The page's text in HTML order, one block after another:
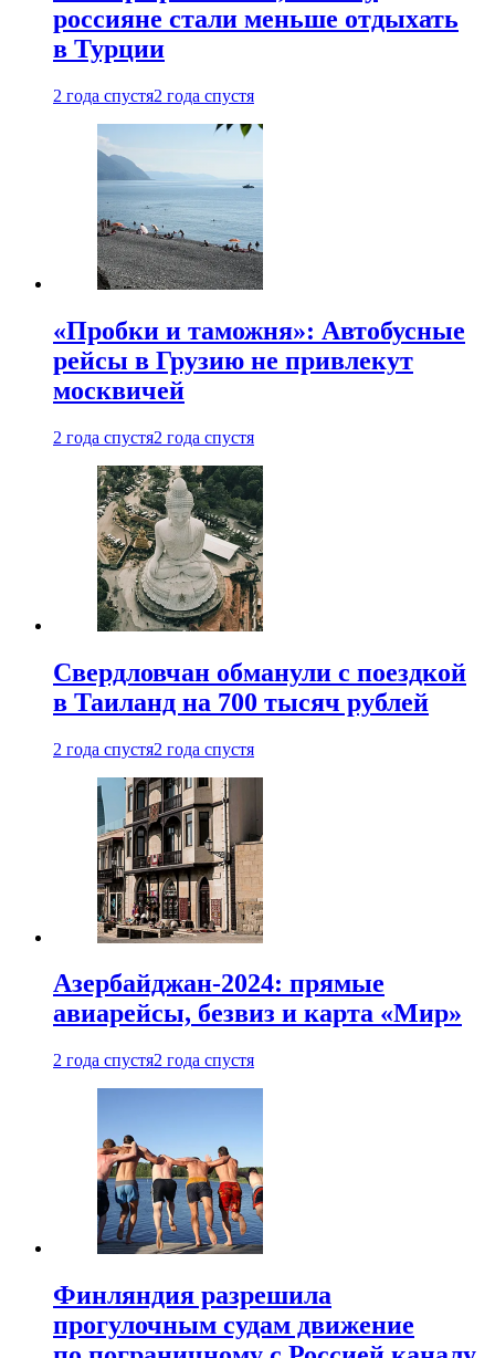
россияне стали меньше отдыхать
в Турции
2 года спустя2 года спустя
«Пробки и таможня»: Автобусные
рейсы в Грузию не привлекут
москвичей
2 года спустя2 года спустя
Свердловчан обманули с поездкой
в Таиланд на 700 тысяч рублей
2 года спустя2 года спустя
Азербайджан-2024: прямые
авиарейсы, безвиз и карта «Мир»
2 года спустя2 года спустя
Финляндия разрешила
прогулочным судам движение